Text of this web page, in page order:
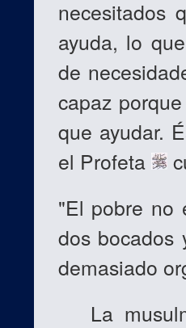
necesitados
ayuda, lo
de
capaz
que ayudar.
el Profeta
"El pobre no
dos bocados
demasiado
La